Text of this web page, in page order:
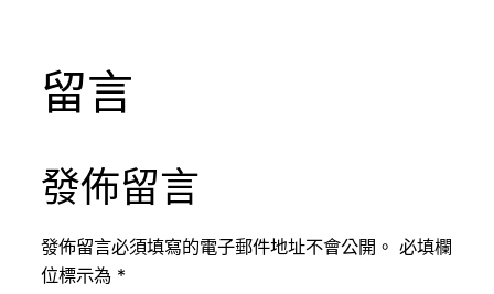
留言
發佈留言
發佈留言必須填寫的電子郵件地址不會公開。 必填欄
位標示為 *